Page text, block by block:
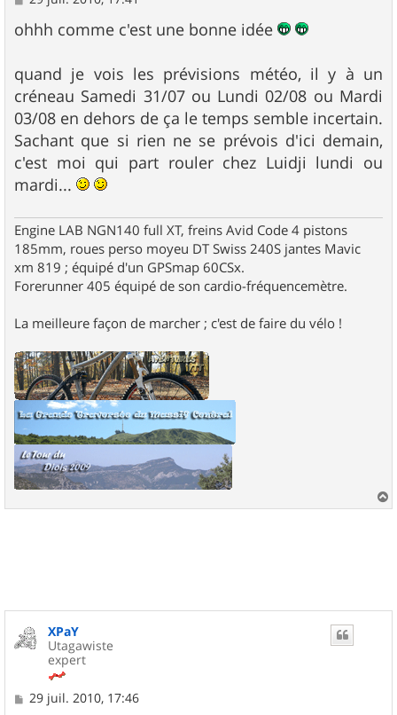
s
s
g
e
ohhh comme c'est une bonne idée
quand je vois les prévisions météo, il y à un
créneau Samedi 31/07 ou Lundi 02/08 ou Mardi
03/08 en dehors de ça le temps semble incertain.
Sachant que si rien ne se prévois d'ici demain,
c'est moi qui part rouler chez Luidji lundi ou
mardi...
Engine LAB NGN140 full XT, freins Avid Code 4 pistons
185mm, roues perso moyeu DT Swiss 240S jantes Mavic
xm 819 ; équipé d'un GPSmap 60CSx.
Forerunner 405 équipé de son cardio-fréquencemètre.
La meilleure façon de marcher ; c'est de faire du vélo !
a
XPaY
Utagawiste
expert
M
29 juil. 2010, 17:46